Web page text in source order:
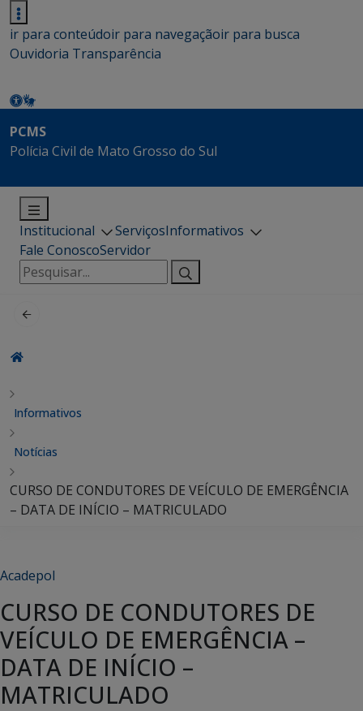
ir para conteúdoir para navegaçãoir para busca
Ouvidoria Transparência
PCMS
Polícia Civil de Mato Grosso do Sul
Institucional ServiçosInformativos
Fale ConoscoServidor
Pesquisar
por:
Informativos
Notícias
CURSO DE CONDUTORES DE VEÍCULO DE EMERGÊNCIA
– DATA DE INÍCIO – MATRICULADO
Acadepol
CURSO DE CONDUTORES DE
VEÍCULO DE EMERGÊNCIA –
DATA DE INÍCIO –
MATRICULADO